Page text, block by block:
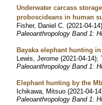
Underwater carcass
proboscideans in human
Fisher, Daniel C. (2021-04-14)
Paleoanthropology Band 1:
Bayaka elephant hunting
Lewis, Jerome (2021-04-14);
Paleoanthropology Band 1:
Elephant hunting by the
Ichikawa, Mitsuo (2021-04-14
Paleoanthropology Band 1: